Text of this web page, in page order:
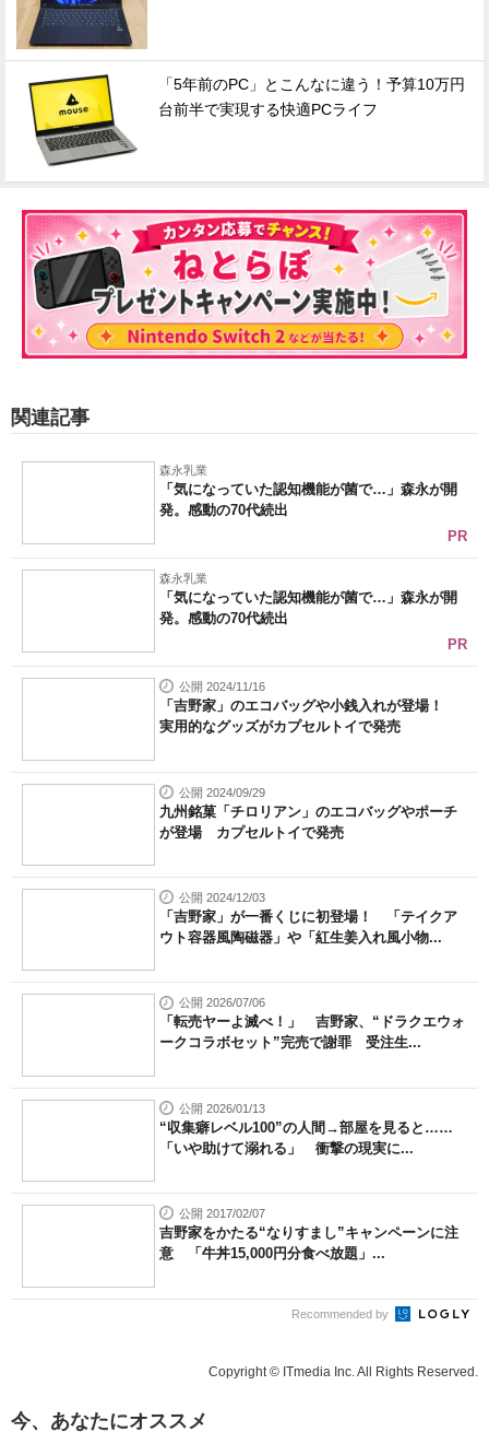
「5年前のPC」とこんなに違う！予算10万円
台前半で実現する快適PCライフ
関連記事
森永乳業
「気になっていた認知機能が菌で…」森永が開
発。感動の70代続出
PR
森永乳業
「気になっていた認知機能が菌で…」森永が開
発。感動の70代続出
PR
公開 2024/11/16
「吉野家」のエコバッグや小銭入れが登場！
実用的なグッズがカプセルトイで発売
公開 2024/09/29
九州銘菓「チロリアン」のエコバッグやポーチ
が登場 カプセルトイで発売
公開 2024/12/03
「吉野家」が一番くじに初登場！ 「テイクア
ウト容器風陶磁器」や「紅生姜入れ風小物...
公開 2026/07/06
「転売ヤーよ滅べ！」 吉野家、“ドラクエウォ
ークコラボセット”完売で謝罪 受注生...
公開 2026/01/13
“収集癖レベル100”の人間→部屋を見ると……
「いや助けて溺れる」 衝撃の現実に...
公開 2017/02/07
吉野家をかたる“なりすまし”キャンペーンに注
意 「牛丼15,000円分食べ放題」...
Recommended by
Copyright © ITmedia Inc. All Rights Reserved.
今、あなたにオススメ